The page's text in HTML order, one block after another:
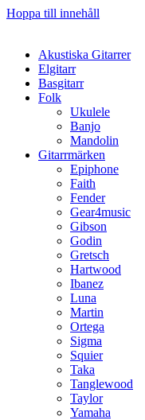
Hoppa till innehåll
Akustiska Gitarrer
Elgitarr
Basgitarr
Folk
Ukulele
Banjo
Mandolin
Gitarrmärken
Epiphone
Faith
Fender
Gear4music
Gibson
Godin
Gretsch
Hartwood
Ibanez
Luna
Martin
Ortega
Sigma
Squier
Taka
Tanglewood
Taylor
Yamaha